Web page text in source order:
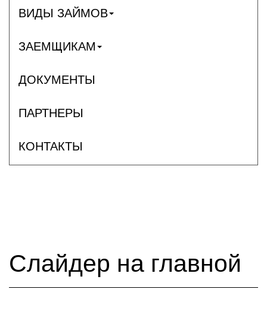
ВИДЫ ЗАЙМОВ
ЗАЕМЩИКАМ
ДОКУМЕНТЫ
ПАРТНЕРЫ
КОНТАКТЫ
Слайдер на главной